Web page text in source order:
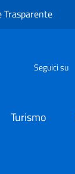
Seguici su
Turismo